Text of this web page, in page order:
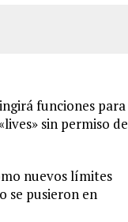
funciones para
sin permiso de
nuevos límites
se pusieron en